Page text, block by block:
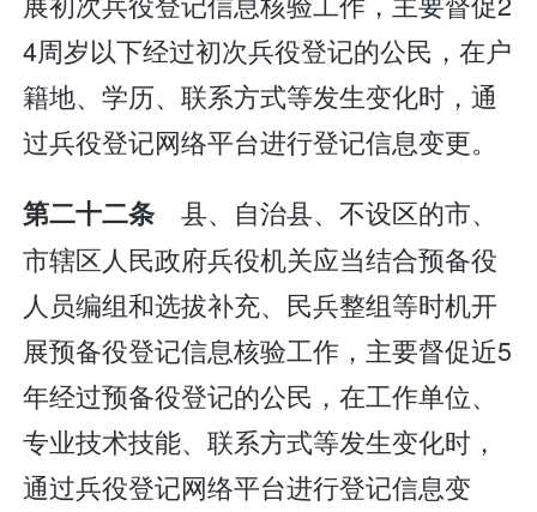
4周岁以下经过初次兵役登记的公民，在户
籍地、学历、联系方式等发生变化时，通
过兵役登记网络平台进行登记信息变更。
第二十二条 县、自治县、不设区的市、
市辖区人民政府兵役机关应当结合预备役
人员编组和选拔补充、民兵整组等时机开
展预备役登记信息核验工作，主要督促近5
年经过预备役登记的公民，在工作单位、
专业技术技能、联系方式等发生变化时，
通过兵役登记网络平台进行登记信息变